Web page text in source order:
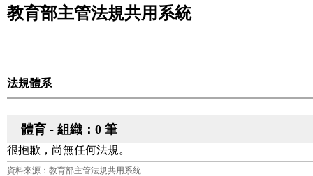
教育部主管法規共用系統
法規體系
體育 - 組織：0 筆
很抱歉，尚無任何法規。
資料來源：教育部主管法規共用系統